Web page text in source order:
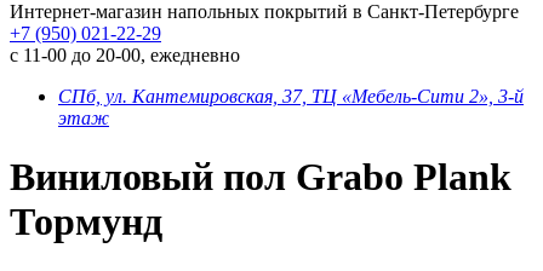
Интернет-магазин напольных покрытий в Санкт-Петербурге
+7 (950) 021-22-29
с 11-00 до 20-00, ежедневно
СПб, ул. Кантемировская, 37, ТЦ «Мебель-Сити 2», 3-й
этаж
Виниловый пол Grabo Plank
Тормунд